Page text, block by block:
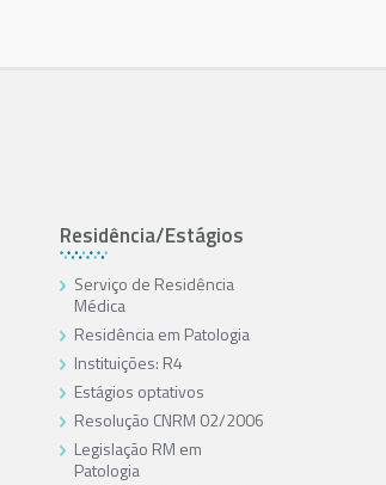
Residência/Estágios
Serviço de Residência
Médica
Residência em Patologia
Instituições: R4
Estágios optativos
Resolução CNRM 02/2006
Legislação RM em
Patologia